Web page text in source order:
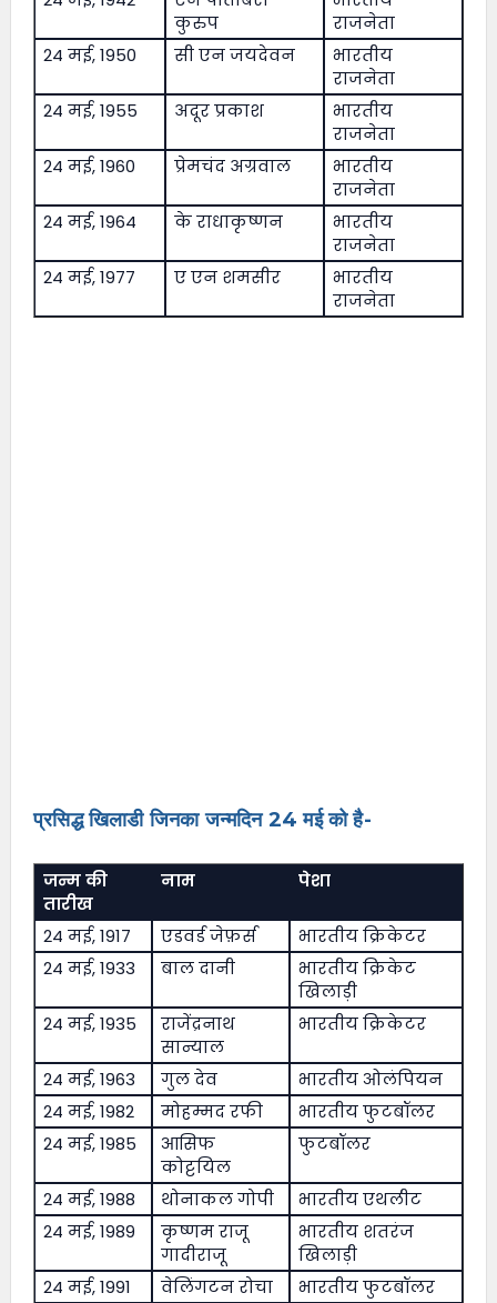
कुरुप
राजनेता
24 मई, 1950
सी एन जयदेवन
भारतीय
राजनेता
24 मई, 1955
अदूर प्रकाश
भारतीय
राजनेता
24 मई, 1960
प्रेमचंद अग्रवाल
भारतीय
राजनेता
24 मई, 1964
के राधाकृष्णन
भारतीय
राजनेता
24 मई, 1977
ए एन शमसीर
भारतीय
राजनेता
प्रसिद्ध खिलाडी जिनका जन्मदिन 24 मई को है-
जन्म की
तारीख
नाम पेशा
24 मई, 1917 एडवर्ड जेफ़र्स
भारतीय क्रिकेटर
24 मई, 1933
बाल दानी
भारतीय क्रिकेट
खिलाड़ी
24 मई, 1935
राजेंद्रनाथ
सान्याल
भारतीय क्रिकेटर
24 मई, 1963 गुल देव
भारतीय ओलंपियन
24 मई, 1982
मोहम्मद रफी
भारतीय फुटबॉलर
24 मई, 1985
आसिफ
कोट्टयिल
फुटबॉलर
24 मई, 1988 थोनाकल गोपी
भारतीय एथलीट
24 मई, 1989
कृष्णम राजू
गादीराजू
भारतीय शतरंज
खिलाड़ी
24 मई, 1991
वेलिंगटन रोचा भारतीय फुटबॉलर